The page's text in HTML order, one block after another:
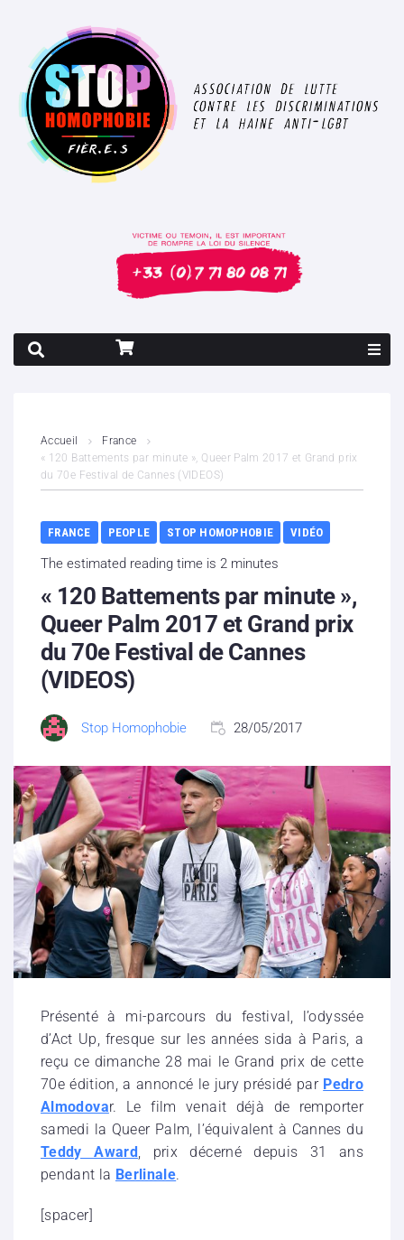
Contenus litigieux
Nous soutenir
Boutique
Partenaires
Contacts
Accueil
France
« 120 Battements par minute », Queer Palm 2017 et Grand prix
du 70e Festival de Cannes (VIDEOS)
FRANCE PEOPLE STOP HOMOPHOBIE VIDÉO
The estimated reading time is 2 minutes
« 120 Battements par minute »,
Queer Palm 2017 et Grand prix
du 70e Festival de Cannes
(VIDEOS)
Stop Homophobie 28/05/2017
Présenté à mi-parcours du festival, l’odyssée
d’Act Up, fresque sur les années sida à Paris, a
reçu ce dimanche 28 mai le Grand prix de cette
70e édition, a annoncé le jury présidé par Pedro
Almodovar. Le film venait déjà de remporter
samedi la Queer Palm, l’équivalent à Cannes du
Teddy Award , prix décerné depuis 31 ans
pendant la Berlinale.
[spacer]